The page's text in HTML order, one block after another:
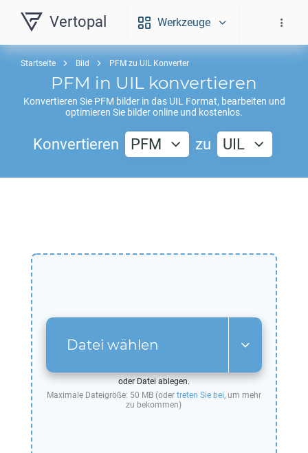
Vertopal Werkzeuge
Startseite Bild PFM zu UIL Konverter
PFM in UIL konvertieren
Konvertieren Sie PFM bilder in das UIL Format, bearbeiten und
optimieren Sie bilder online und kostenlos.
Konvertieren PFM zu UIL
Datei wählen
oder Datei ablegen.
Maximale Dateigröße: 50 MB (oder treten Sie bei, um mehr
zu bekommen)